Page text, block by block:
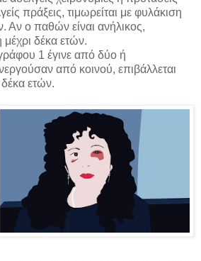
πράξεις, τιμωρείται με φυλάκιση
Αν ο παθών είναι ανήλικος,
μέχρι δέκα ετών.
1 έγινε από δύο ή
από κοινού, επιβάλλεται
δέκα ετών.